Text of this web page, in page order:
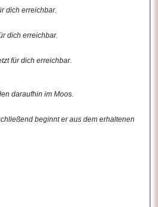
dich erreichbar.
dich erreichbar.
für dich erreichbar.
daraufhin im Moos.
beginnt er aus dem erhaltenen